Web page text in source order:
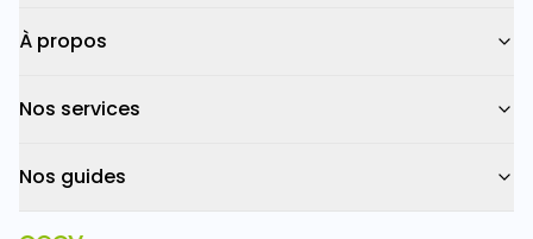
À propos
Nos services
Nos guides